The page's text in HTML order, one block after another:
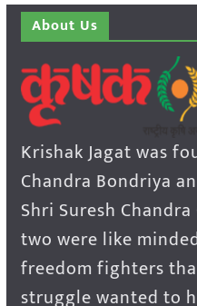
About Us
Krishak Jagat was
Chandra Bondriya
Shri Suresh
two were like
freedom fighters
struggle wanted to